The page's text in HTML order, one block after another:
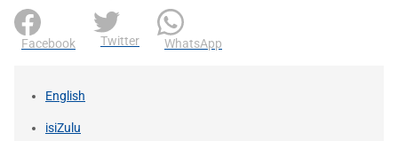
Facebook Twitter WhatsApp
English
isiZulu